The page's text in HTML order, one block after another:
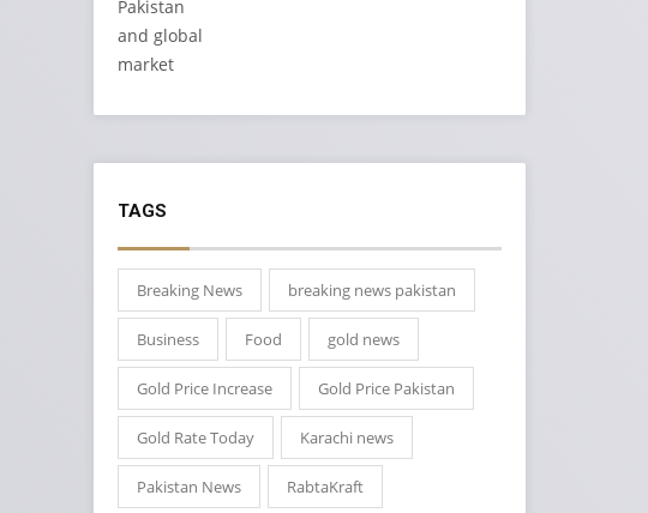
TAGS
Breaking News breaking news pakistan
Business Food gold news
Gold Price Increase Gold Price Pakistan
Gold Rate Today Karachi news
Pakistan News RabtaKraft